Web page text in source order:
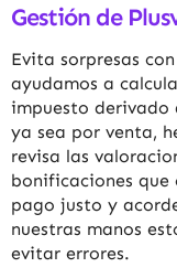
Gestión de
Evita sorpresas
ayudamos a
impuesto derivado
ya sea por venta,
revisa las
bonificaciones que
pago justo y
nuestras manos
evitar errores.